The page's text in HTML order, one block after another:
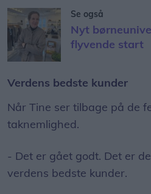
Se også
Nyt
flyvende start
Verdens bedste kunder
Når Tine ser tilbage på de
taknemlighed.
- Det er gået godt. Det er
verdens bedste kunder.